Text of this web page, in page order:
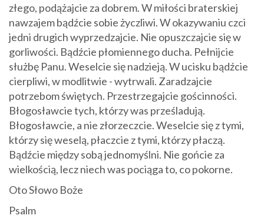
złego, podążajcie za dobrem. W miłości braterskiej
nawzajem bądźcie sobie życzliwi. W okazywaniu czci
jedni drugich wyprzedzajcie. Nie opuszczajcie się w
gorliwości. Bądźcie płomiennego ducha. Pełnijcie
służbę Panu. Weselcie się nadzieją. W ucisku bądźcie
cierpliwi, w modlitwie - wytrwali. Zaradzajcie
potrzebom świętych. Przestrzegajcie gościnności.
Błogosławcie tych, którzy was prześladują.
Błogosławcie, a nie złorzeczcie. Weselcie się z tymi,
którzy się weselą, płaczcie z tymi, którzy płaczą.
Bądźcie między sobą jednomyślni. Nie gońcie za
wielkością, lecz niech was pociąga to, co pokorne.
Oto Słowo Boże
Psalm